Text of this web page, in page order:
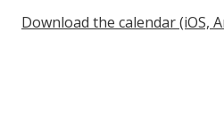
Download the calendar (iOS,